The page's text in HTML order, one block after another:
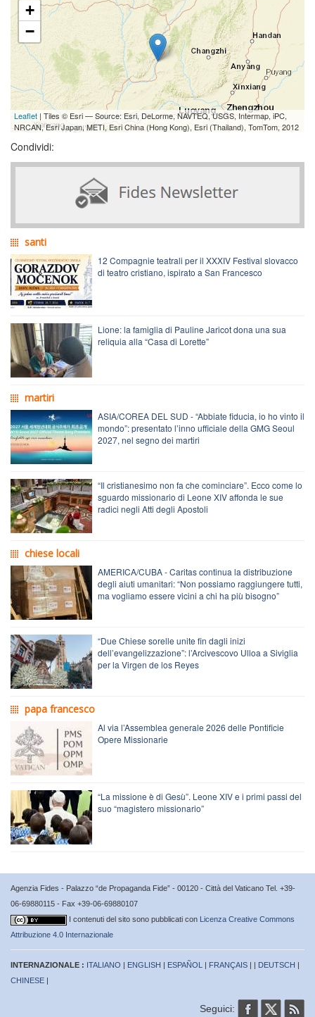
+
−
Leaflet | Tiles © Esri — Source: Esri, DeLorme, NAVTEQ, USGS, Intermap, iPC,
NRCAN, Esri Japan, METI, Esri China (Hong Kong), Esri (Thailand), TomTom, 2012
Condividi:
santi
12 Compagnie teatrali per il XXXIV Festival slovacco
di teatro cristiano, ispirato a San Francesco
Lione: la famiglia di Pauline Jaricot dona una sua
reliquia alla “Casa di Lorette”
martiri
ASIA/COREA DEL SUD - “Abbiate fiducia, io ho vinto il
mondo”: presentato l’inno ufficiale della GMG Seoul
2027, nel segno dei martiri
“Il cristianesimo non fa che cominciare”. Ecco come lo
sguardo missionario di Leone XIV affonda le sue
radici negli Atti degli Apostoli
chiese locali
AMERICA/CUBA - Caritas continua la distribuzione
degli aiuti umanitari: “Non possiamo raggiungere tutti,
ma vogliamo essere vicini a chi ha più bisogno”
“Due Chiese sorelle unite fin dagli inizi
dell’evangelizzazione”: l’Arcivescovo Ulloa a Siviglia
per la Virgen de los Reyes
papa francesco
Al via l’Assemblea generale 2026 delle Pontificie
Opere Missionarie
“La missione è di Gesù”. Leone XIV e i primi passi del
suo “magistero missionario”
Agenzia Fides - Palazzo “de Propaganda Fide” - 00120 - Città del Vaticano Tel. +39-
06-69880115 - Fax +39-06-69880107
I contenuti del sito sono pubblicati con Licenza Creative Commons
Attribuzione 4.0 Internazionale
INTERNAZIONALE : ITALIANO | ENGLISH | ESPAÑOL | FRANÇAIS | | DEUTSCH |
CHINESE |
Seguici: